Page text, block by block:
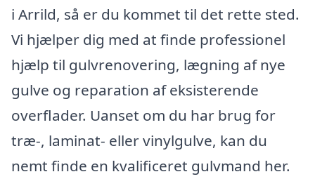
i Arrild, så er du kommet til det rette sted.
Vi hjælper dig med at finde professionel
hjælp til gulvrenovering, lægning af nye
gulve og reparation af eksisterende
overflader. Uanset om du har brug for
træ-, laminat- eller vinylgulve, kan du
nemt finde en kvalificeret gulvmand her.